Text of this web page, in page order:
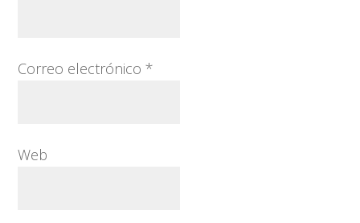
Correo electrónico*
Web